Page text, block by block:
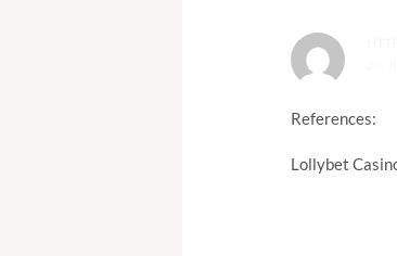
References:
Lollybet